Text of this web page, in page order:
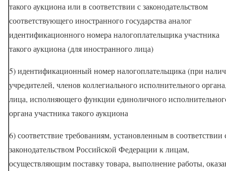
такого аукциона или в соответствии с законодательством
соответствующего иностранного государства аналог
идентификационного номера налогоплательщика участника
такого аукциона (для иностранного лица)
5) идентификационный номер налогоплательщика (при
учредителей, членов коллегиального исполнительного
лица, исполняющего функции единоличного
органа участника такого аукциона
6) соответствие требованиям, установленным в соответствии
законодательством Российской Федерации к лицам,
осуществляющим поставку товара, выполнение работы,